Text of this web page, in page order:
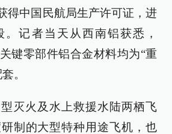
得中国民航局生产许可证，进
。记者当天从西南铝获悉，
键零部件铝合金材料均为“重
。
灭火及水上救援水陆两栖飞
制的大型特种用途飞机，也